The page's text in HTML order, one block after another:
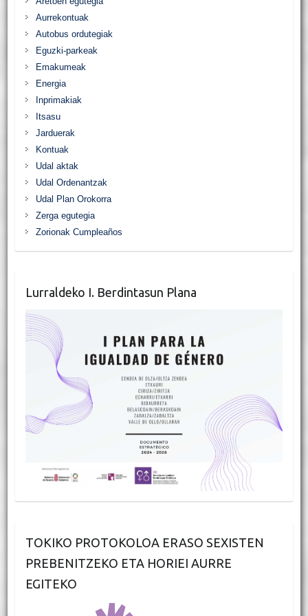
Aurrekontuak
Autobus ordutegiak
Eguzki-parkeak
Emakumeak
Energia
Inprimakiak
Itsasu
Jarduerak
Kontuak
Udal aktak
Udal Ordenantzak
Udal Plan Orokorra
Zerga egutegia
Zorionak Cumpleaños
Lurraldeko I. Berdintasun Plana
TOKIKO PROTOKOLOA ERASO SEXISTEN
PREBENITZEKO ETA HORIEI AURRE
EGITEKO